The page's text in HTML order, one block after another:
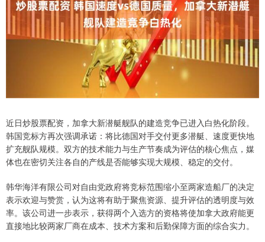
近日炒股票配资，加拿大新潜艇舰队的建造竞争已进入白热化阶段。
韩国竞标方再次强调承诺：将比德国对手交付更多潜艇、速度更快地
扩充舰队规模。双方的技术能力与生产节奏成为评估的核心焦点，媒
体也在密切关注各自的产线是否能够实现大规模、稳定的交付。
韩华海洋有限公司对自由党政府将竞标范围缩小至两家造船厂的决定
表示欢迎与赞赏，认为这将有助于聚焦资源、提升评估的透明度与效
率。该公司进一步表示，获得两个入选方的资格将使加拿大政府能更
直接地比较两家厂商在成本、技术方案和后勤保障方面的综合实力。